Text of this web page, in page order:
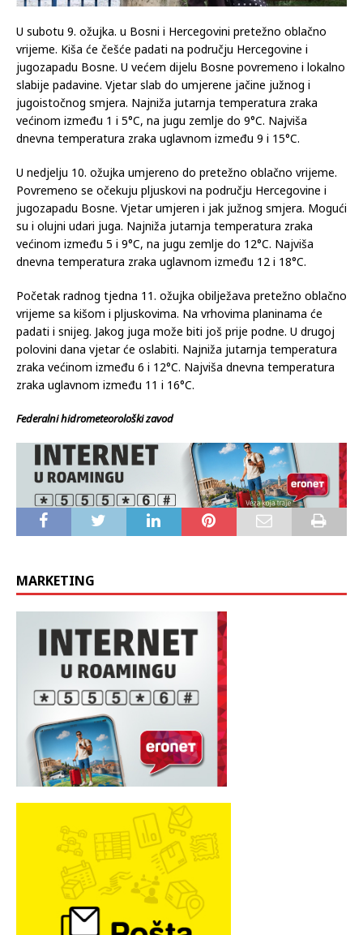
U subotu 9. ožujka. u Bosni i Hercegovini pretežno oblačno
vrijeme. Kiša će češće padati na području Hercegovine i
jugozapadu Bosne. U većem dijelu Bosne povremeno i lokalno
slabije padavine. Vjetar slab do umjerene jačine južnog i
jugoistočnog smjera. Najniža jutarnja temperatura zraka
većinom između 1 i 5°C, na jugu zemlje do 9°C. Najviša
dnevna temperatura zraka uglavnom između 9 i 15°C.
U nedjelju 10. ožujka umjereno do pretežno oblačno vrijeme.
Povremeno se očekuju pljuskovi na području Hercegovine i
jugozapadu Bosne. Vjetar umjeren i jak južnog smjera. Mogući
su i olujni udari juga. Najniža jutarnja temperatura zraka
većinom između 5 i 9°C, na jugu zemlje do 12°C. Najviša
dnevna temperatura zraka uglavnom između 12 i 18°C.
Početak radnog tjedna 11. ožujka obilježava pretežno oblačno
vrijeme sa kišom i pljuskovima. Na vrhovima planinama će
padati i snijeg. Jakog juga može biti još prije podne. U drugoj
polovini dana vjetar će oslabiti. Najniža jutarnja temperatura
zraka većinom između 6 i 12°C. Najviša dnevna temperatura
zraka uglavnom između 11 i 16°C.
Federalni hidrometeorološki zavod
MARKETING